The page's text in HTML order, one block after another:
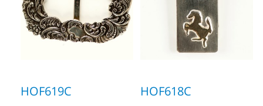
HOF619C HOF618C